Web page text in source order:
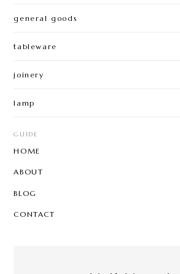
general goods
tableware
joinery
lamp
GUIDE
HOME
ABOUT
BLOG
CONTACT